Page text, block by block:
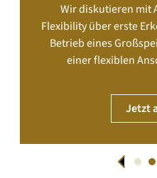
Wir diskutieren mit
Flexibility über erste
Betrieb eines
einer flexiblen
Jetzt